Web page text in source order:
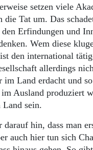
setzen viele
Tat um. Das
Erfindungen und
Wem diese
den international
allerdings
im Land erdacht und
Ausland produziert
Land sein.
hin, dass man
auch hier tun sich